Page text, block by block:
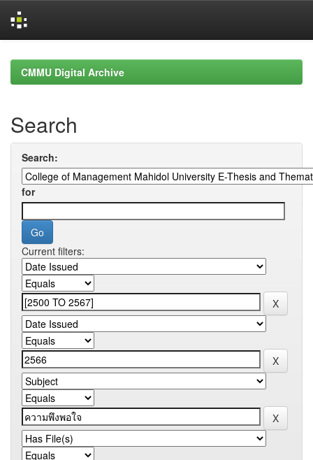
navigationCMMU Digital Archive
Search
Search:
for
Current filters: